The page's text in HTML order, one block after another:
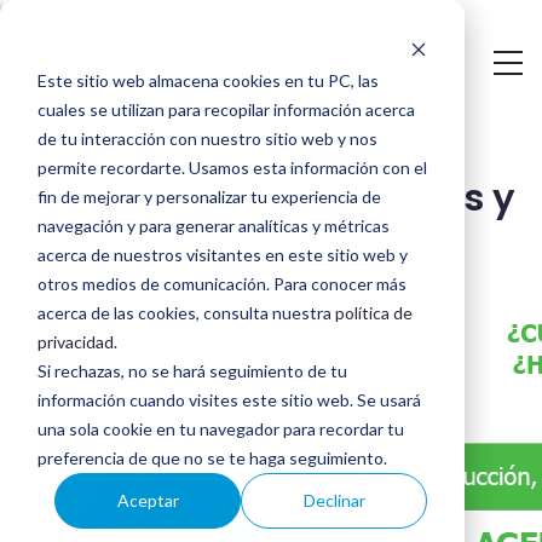
Este sitio web almacena cookies en tu PC, las
cuales se utilizan para recopilar información acerca
de tu interacción con nuestro sitio web y nos
permite recordarte. Usamos esta información con el
fin de mejorar y personalizar tu experiencia de
navegación y para generar analíticas y métricas
acerca de nuestros visitantes en este sitio web y
otros medios de comunicación. Para conocer más
acerca de las cookies, consulta nuestra política de
privacidad.
Si rechazas, no se hará seguimiento de tu
información cuando visites este sitio web. Se usará
una sola cookie en tu navegador para recordar tu
preferencia de que no se te haga seguimiento.
Aceptar Declinar
principal
Webinar PCI PIN -
Introducción, Conceptos y
Participantes